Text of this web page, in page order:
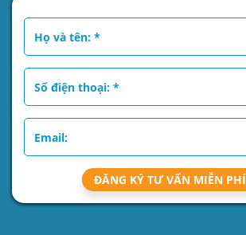
ĐĂNG KÝ TƯ VẤN MIỄN PHÍ